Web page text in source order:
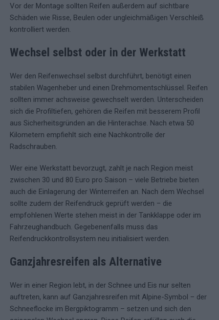
Vor der Montage sollten Reifen außerdem auf sichtbare
Schäden wie Risse, Beulen oder ungleichmäßigen Verschleiß
kontrolliert werden.
Wechsel selbst oder in der Werkstatt
Wer den Reifenwechsel selbst durchführt, benötigt einen
stabilen Wagenheber und einen Drehmomentschlüssel. Reifen
sollten immer achsweise gewechselt werden. Unterscheiden
sich die Profiltiefen, gehören die Reifen mit besserem Profil
aus Sicherheitsgründen an die Hinterachse. Nach etwa 50
Kilometern empfiehlt sich eine Nachkontrolle der
Radschrauben.
Wer eine Werkstatt bevorzugt, zahlt je nach Region meist
zwischen 30 und 80 Euro pro Saison – viele Betriebe bieten
auch die Einlagerung der Winterreifen an. Nach dem Wechsel
sollte zudem der Reifendruck geprüft werden – die
empfohlenen Werte stehen meist in der Tankklappe oder im
Fahrzeughandbuch. Gegebenenfalls muss das
Reifendruckkontrollsystem neu initialisiert werden.
Ganzjahresreifen als Alternative
Wer in einer Region lebt, in der Schnee und Eis nur selten
auftreten, kann auf Ganzjahresreifen mit Alpine-Symbol – der
Schneeflocke im Bergpiktogramm – setzen und sich den